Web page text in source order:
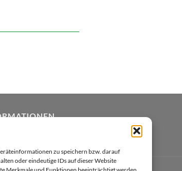
zu speichern bzw. darauf
oder eindeutige IDs auf dieser Website